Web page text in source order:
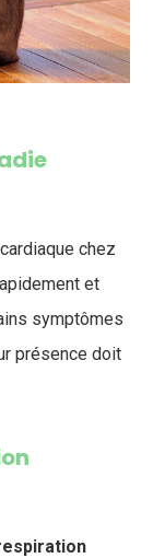
chez
et
symptômes
présence doit